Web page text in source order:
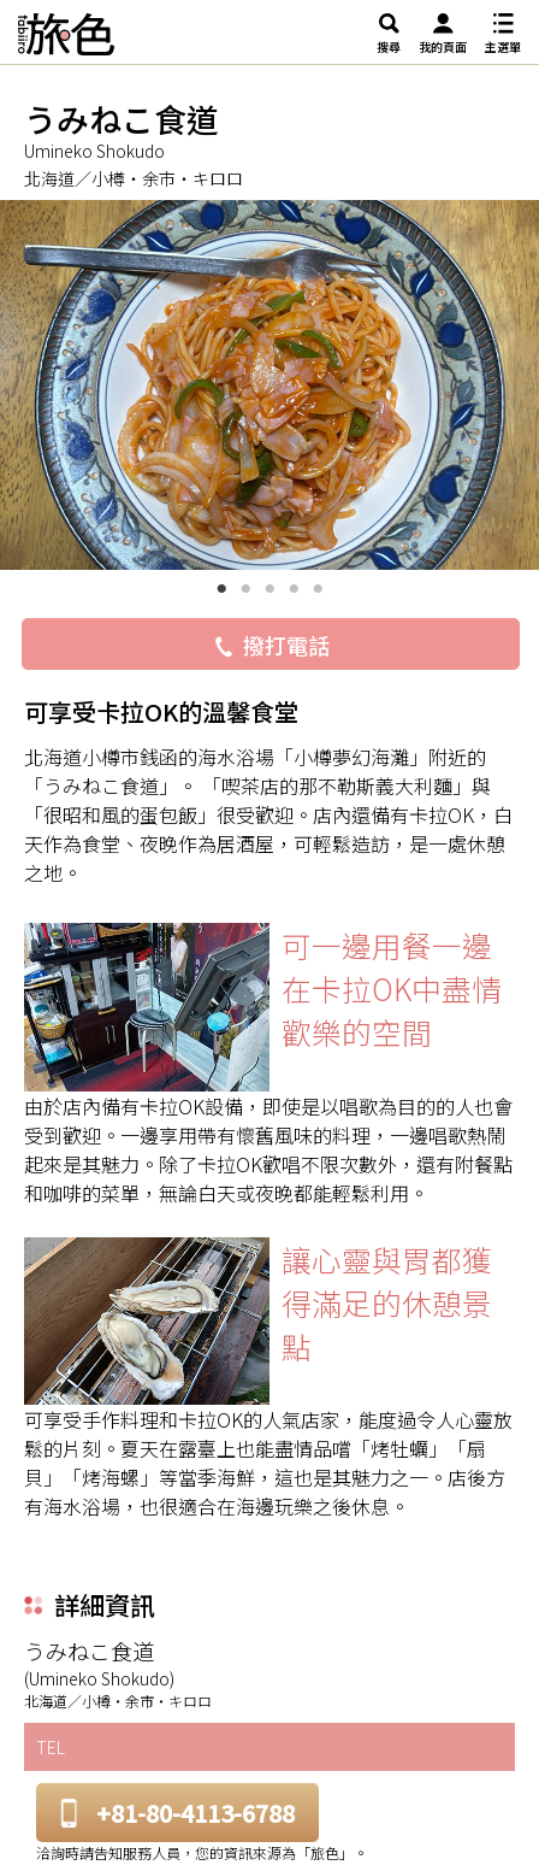
搜尋 我的頁面 主選單
うみねこ食道
Umineko Shokudo
北海道／小樽・余市・キロロ
撥打電話
可享受卡拉OK的溫馨食堂
北海道小樽市銭函的海水浴場「小樽夢幻海灘」附近的
「うみねこ食道」。 「喫茶店的那不勒斯義大利麵」與
「很昭和風的蛋包飯」很受歡迎。店內還備有卡拉OK，白
天作為食堂、夜晚作為居酒屋，可輕鬆造訪，是一處休憩
之地。
可一邊用餐一邊
在卡拉OK中盡情
歡樂的空間
由於店內備有卡拉OK設備，即使是以唱歌為目的的人也會
受到歡迎。一邊享用帶有懷舊風味的料理，一邊唱歌熱鬧
起來是其魅力。除了卡拉OK歡唱不限次數外，還有附餐點
和咖啡的菜單，無論白天或夜晚都能輕鬆利用。
讓心靈與胃都獲
得滿足的休憩景
點
可享受手作料理和卡拉OK的人氣店家，能度過令人心靈放
鬆的片刻。夏天在露臺上也能盡情品嚐「烤牡蠣」「扇
貝」「烤海螺」等當季海鮮，這也是其魅力之一。店後方
有海水浴場，也很適合在海邊玩樂之後休息。
詳細資訊
うみねこ食道
(Umineko Shokudo)
北海道／小樽・余市・キロロ
TEL
+81-80-4113-6788
洽詢時請告知服務人員，您的資訊來源為「旅色」。